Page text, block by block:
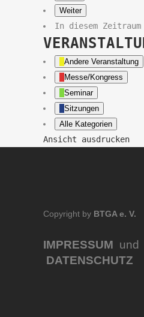
Weiter
In diesem
Andere Veranstaltung
Messe/Kongress
Seminar
Sitzungen
Alle Kategorien
Ansicht ausdrucken
Copyright by BTGA e. V.
IMPRESSUM und
DATENSCHUTZ